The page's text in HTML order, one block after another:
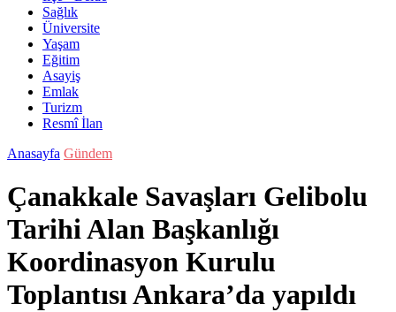
Sağlık
Üniversite
Yaşam
Eğitim
Asayiş
Emlak
Turizm
Resmî İlan
Anasayfa Gündem
Çanakkale Savaşları Gelibolu
Tarihi Alan Başkanlığı
Koordinasyon Kurulu
Toplantısı Ankara’da yapıldı